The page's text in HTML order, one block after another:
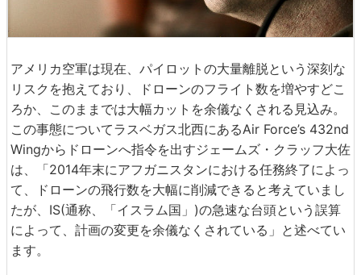
アメリカ空軍は現在、パイロットの大量離脱という深刻な
リスクを抱えており、ドローンのフライト数を増やすどこ
ろか、このままでは大幅カットを余儀なくされる見込み。
この事態についてラスベガス北西にあるAir Force’s 432nd
Wingからドローンへ指令を出すジェームズ・クラッフ大佐
は、「2014年末にアフガニスタンにおける任務終了によっ
て、ドローンの飛行数を大幅に削減できると考えていまし
たが、IS(通称、「イスラム国」)の急速な台頭という誤算
によって、計画の変更を余儀なくされている」と述べてい
ます。